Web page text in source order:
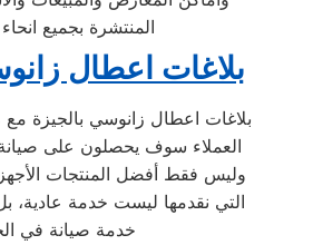
المنتشرة بجميع
بلاغات اعطال
بلاغات اعطال زانوسي بالجيزة
العملاء سوف يحصلون على صيانة
وليس فقط أفضل المنتجات
التي نقدمها ليست خدمة
خدمة صيانة في